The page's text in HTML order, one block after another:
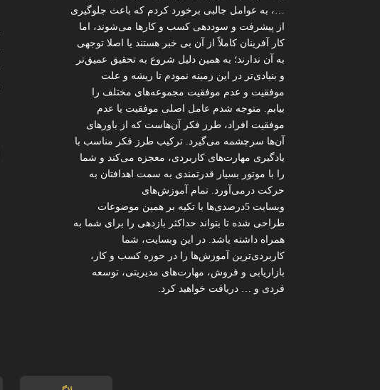
…، به عوامل جالبی برخورد کردم که باعث جلوگیری
از پیشرفت و سوددهی کسب و کارها می‌شوند، اما
کار آفرینان کاملاً از آن بی خبر هستند یا اصلا توجهی
به آن ندارند؛ به همین دلیل شروع به تحقیق عمیق‌تر
و بنیادی‌تر در این زمینه نمودم تا ریشه و علت
موفقیت و عدم موفقیت مجموعه‌های مختلف را
بیابم. متوجه شدم عامل اصلی موفقیت یا عدم
موفقیت افراد، طرز فکر آن‌هاست که از باورهای
آن‌ها سرچشمه می‌گیرد. ترکیب طرز فکر مناسب با
یادگیری مهارت‌های کاربردی، معجزه می‌کند و شما
را با موتور بسیار قدرتمندی به سمت اهدافتان به
حرکت درمی‌آورد. تمام آموزش‌های
وبسایت 5درصدی‌ها با تکیه بر همین موضوعات
طراحی شده تا بتواند حداکثر بازدهی را برای شما به
همراه داشته یاشد. در این وبسایت، شما
کاربردی‌ترین آموزش‌ها را در حوزه کسب و کار،
بازاریابی و فروش، مهارت‌های مدیریتی، توسعه
فردی و … دریافت خواهید کرد.